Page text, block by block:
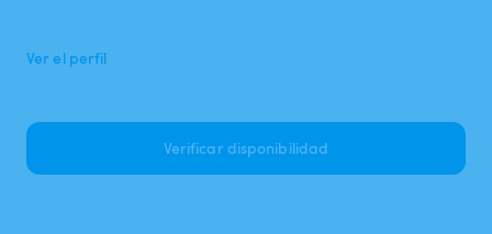
Ver el perfil
Verificar disponibilidad